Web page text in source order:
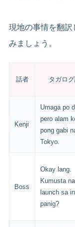
現地の事情を翻
みましょう。
話者 タガロ
Kenji
Umaga po
pero alam
pong gabi
Tokyo.
Boss
Okay lang.
Kumusta
launch sa
panig?